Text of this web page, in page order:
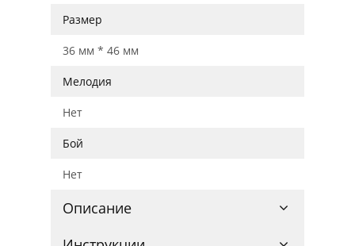
Размер
36 мм * 46 мм
Мелодия
Нет
Бой
Нет
Описание